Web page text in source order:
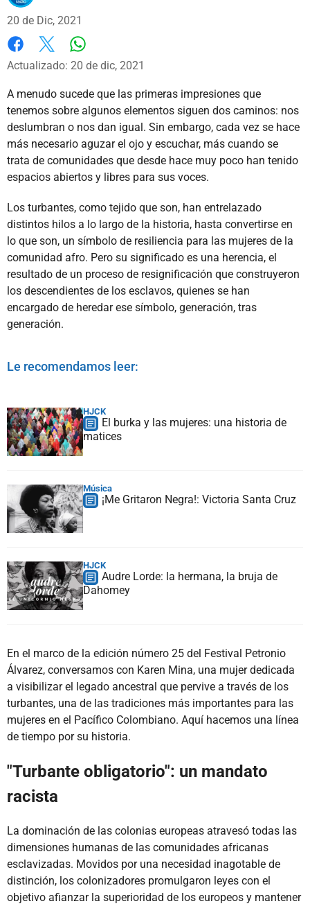
20 de Dic, 2021
Facebook
X
Actualizado: 20 de dic, 2021
A menudo sucede que las primeras impresiones que
tenemos sobre algunos elementos siguen dos caminos: nos
deslumbran o nos dan igual. Sin embargo, cada vez se hace
más necesario aguzar el ojo y escuchar, más cuando se
trata de comunidades que desde hace muy poco han tenido
espacios abiertos y libres para sus voces.
Los turbantes, como tejido que son, han entrelazado
distintos hilos a lo largo de la historia, hasta convertirse en
lo que son, un símbolo de resiliencia para las mujeres de la
comunidad afro. Pero su significado es una herencia, el
resultado de un proceso de resignificación que construyeron
los descendientes de los esclavos, quienes se han
encargado de heredar ese símbolo, generación, tras
generación.
Le recomendamos leer:
HJCK
El burka y las mujeres: una historia de
matices
Música
¡Me Gritaron Negra!: Victoria Santa Cruz
HJCK
Audre Lorde: la hermana, la bruja de
Dahomey
En el marco de la edición número 25 del Festival Petronio
Álvarez, conversamos con Karen Mina, una mujer dedicada
a visibilizar el legado ancestral que pervive a través de los
turbantes, una de las tradiciones más importantes para las
mujeres en el Pacífico Colombiano. Aquí hacemos una línea
de tiempo por su historia.
"Turbante obligatorio": un mandato
racista
La dominación de las colonias europeas atravesó todas las
dimensiones humanas de las comunidades africanas
esclavizadas. Movidos por una necesidad inagotable de
distinción, los colonizadores promulgaron leyes con el
objetivo afianzar la superioridad de los europeos y mantener